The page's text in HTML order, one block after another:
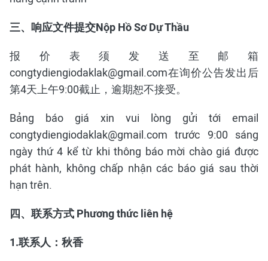
三、响应文件提交Nộp Hồ Sơ Dự Thầu
报价表须发送至邮箱
congtydiengiodaklak@gmail.com在询价公告发出后
第4天上午9:00截止，逾期恕不接受。
Bảng báo giá xin vui lòng gửi tới email
congtydiengiodaklak@gmail.com trước 9:00 sáng
ngày thứ 4 kể từ khi thông báo mời chào giá được
phát hành, không chấp nhận các báo giá sau thời
hạn trên.
四、联系方式 Phương thức liên hệ
1.联系人：秋香